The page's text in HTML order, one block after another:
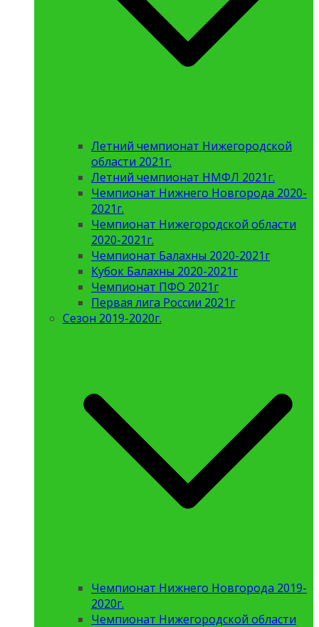
Летний чемпионат Нижегородской
области 2021г.
Летний чемпионат НМФЛ 2021г.
Чемпионат Нижнего Новгорода 2020-
2021г.
Чемпионат Нижегородской области
2020-2021г.
Чемпионат Балахны 2020-2021г
Кубок Балахны 2020-2021г
Чемпионат ПФО 2021г
Первая лига России 2021г
Сезон 2019-2020г.
Чемпионат Нижнего Новгорода 2019-
2020г.
Чемпионат Нижегородской области